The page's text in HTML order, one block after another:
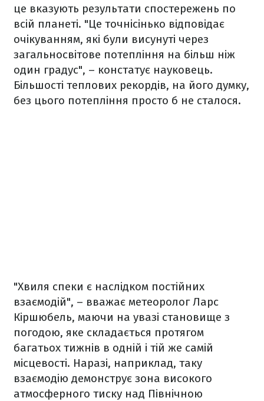
це вказують результати спостережень по
всій планеті. "Це точнісінько відповідає
очікуванням, які були висунуті через
загальносвітове потепління на більш ніж
один градус", – констатує науковець.
Більшості теплових рекордів, на його думку,
без цього потепління просто б не сталося.
"Хвиля спеки є наслідком постійних
взаємодій", – вважає метеоролог Ларс
Кіршюбель, маючи на увазі становище з
погодою, яке складається протягом
багатьох тижнів в одній і тій же самій
місцевості. Наразі, наприклад, таку
взаємодію демонструє зона високого
атмосферного тиску над Північною